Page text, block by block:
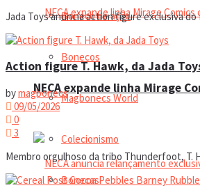
NECA expande linha Mirage
Boneco de ação
Bonecos
Magbonecs World
Colecionismo
Bonecas
Jada Toys anuncia action figure exclusiva do
Action figure T. Hawk, da Jada
bymagbonecs
09/05/2026
0
3
Membro orgulhoso da tribo Thunderfoot, T.